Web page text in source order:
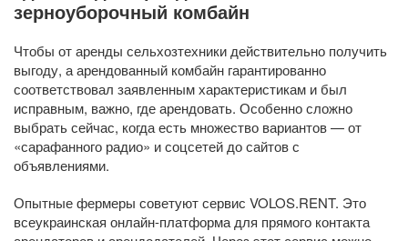
зерноуборочный комбайн
Чтобы от аренды сельхозтехники действительно получить
выгоду, а арендованный комбайн гарантированно
соответствовал заявленным характеристикам и был
исправным, важно, где арендовать. Особенно сложно
выбрать сейчас, когда есть множество вариантов — от
«сарафанного радио» и соцсетей до сайтов с
объявлениями.
Опытные фермеры советуют сервис VOLOS.RENT. Это
всеукраинская онлайн-платформа для прямого контакта